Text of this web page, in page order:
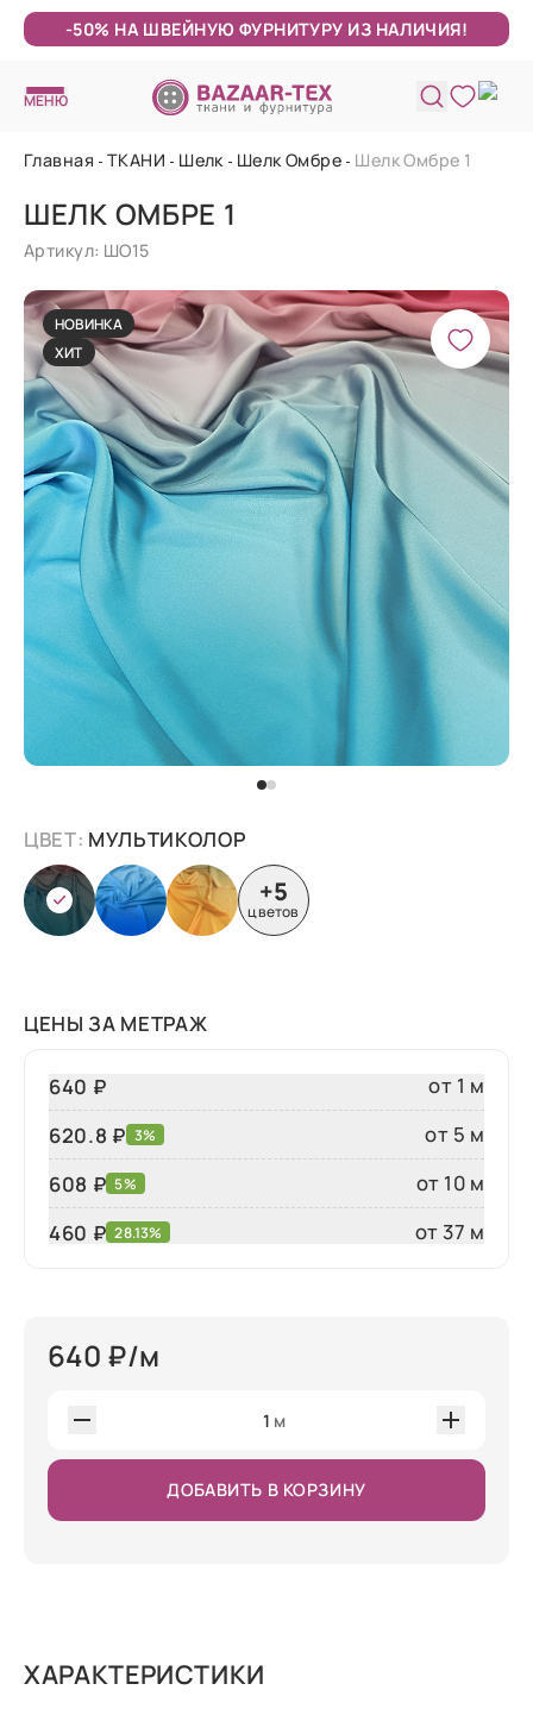
-50% НА ШВЕЙНУЮ ФУРНИТУРУ ИЗ НАЛИЧИЯ!
МЕНЮ
Главная ТКАНИ Шелк Шелк Омбре Шелк Омбре 1
ШЕЛК ОМБРЕ 1
Артикул: ШО15
НОВИНКА
ХИТ
ЦВЕТ: МУЛЬТИКОЛОР
+5
цветов
ЦЕНЫ ЗА МЕТРАЖ
640 ₽
от 1 м
620.8 ₽ 3%
от 5 м
608 ₽ 5%
от 10 м
460 ₽ 28.13% от 37 м
640 ₽/м
1 м
ДОБАВИТЬ В КОРЗИНУ
ХАРАКТЕРИСТИКИ